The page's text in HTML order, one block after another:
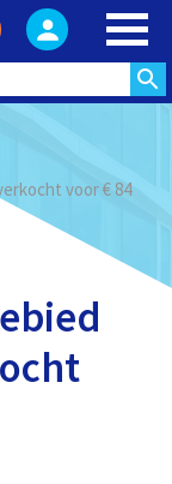
voor € 84